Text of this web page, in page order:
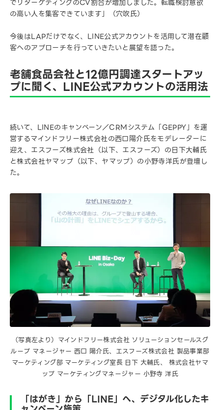
でリターゲティングのCV割合が増加しました。転職検討意欲
の高い人を集客できています」（穴吹氏）
今後はLAPだけでなく、LINE公式アカウントを活用して潜在顧
客へのアプローチを行っていきたいと展望を語った。
老舗食品会社と12億円調達スタートアッ
プに聞く、LINE公式アカウントの活用法
続いて、LINEのキャンペーン／CRMシステム「GEPPY」を運
営するマインドフリー株式会社の西口陽介氏をモデレーターに
迎え、エスフーズ株式会社（以下、エスフーズ）の日下大輔氏
と株式会社ヤマップ（以下、ヤマップ）の小野寺洋氏が登壇し
た。
（写真左より）マインドフリー株式会社 ソリューションセールスグ
ループ マネージャー 西口 陽介氏、エスフーズ株式会社 製品事業部
マーケティング部 マーケティング室長 日下 大輔氏、 株式会社ヤマ
ップ マーケティングマネージャー 小野寺 洋氏
「はがき」から「LINE」へ、デジタル化したキ